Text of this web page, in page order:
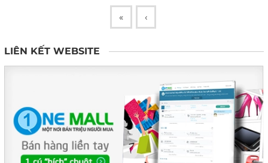
« ‹
LIÊN KẾT WEBSITE